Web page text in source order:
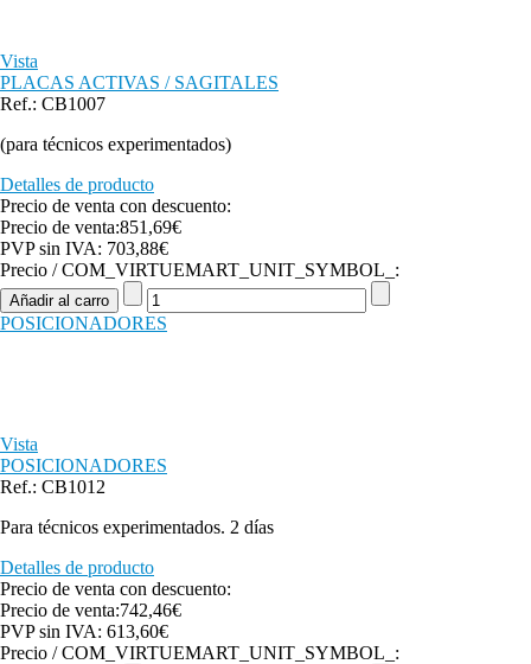
Vista
PLACAS ACTIVAS / SAGITALES
Ref.: CB1007
(para técnicos experimentados)
Detalles de producto
Precio de venta con descuento:
Precio de venta:851,69€
PVP sin IVA: 703,88€
Precio / COM_VIRTUEMART_UNIT_SYMBOL_:
POSICIONADORES
Vista
POSICIONADORES
Ref.: CB1012
Para técnicos experimentados. 2 días
Detalles de producto
Precio de venta con descuento:
Precio de venta:742,46€
PVP sin IVA: 613,60€
Precio / COM_VIRTUEMART_UNIT_SYMBOL_: